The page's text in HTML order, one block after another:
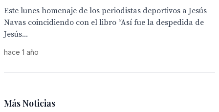
Este lunes homenaje de los periodistas deportivos a Jesús
Navas coincidiendo con el libro “Así fue la despedida de
Jesús...
hace 1 año
Más Noticias